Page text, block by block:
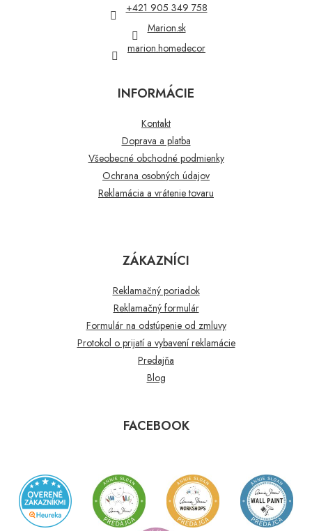
+421 905 349 758
Marion.sk
marion.homedecor
INFORMÁCIE
Kontakt
Doprava a platba
Všeobecné obchodné podmienky
Ochrana osobných údajov
Reklamácia a vrátenie tovaru
ZÁKAZNÍCI
Reklamačný poriadok
Reklamačný formulár
Formulár na odstúpenie od zmluvy
Protokol o prijatí a vybavení reklamácie
Predajňa
Blog
FACEBOOK